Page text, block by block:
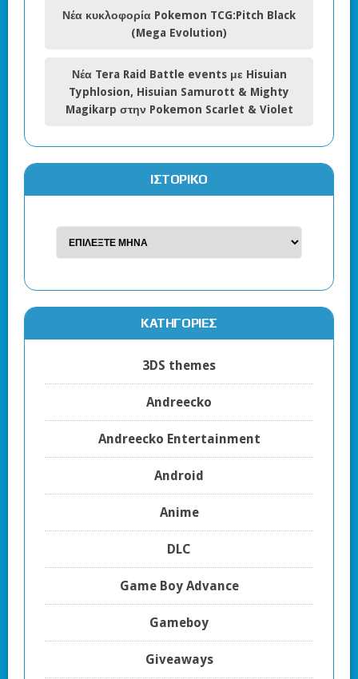
Νέα κυκλοφορία Pokemon TCG:Pitch Black
(Mega Evolution)
Νέα Tera Raid Battle events με Hisuian
Typhlosion, Hisuian Samurott & Mighty
Magikarp στην Pokemon Scarlet & Violet
ΙΣΤΟΡΙΚΌ
KΑΤΗΓΟΡΊΕΣ
3DS themes
Andreecko
Andreecko Entertainment
Android
Anime
DLC
Game Boy Advance
Gameboy
Giveaways